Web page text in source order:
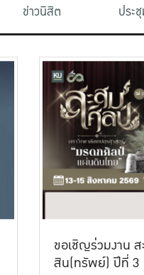
ข่าวนิสิต ประ
ขอเชิญร่วมงาน
สิน(ทรัพย์) ปีที่ 3